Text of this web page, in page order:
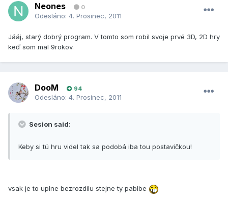
Neones 0
Odesláno: 4. Prosinec, 2011
Jááj, starý dobrý program. V tomto som robil svoje prvé 3D, 2D hry
keď som mal 9rokov.
DooM 94
Odesláno: 4. Prosinec, 2011
Sesion said:
Keby si tú hru videl tak sa podobá iba tou postavičkou!
vsak je to uplne bezrozdilu stejne ty pablbe